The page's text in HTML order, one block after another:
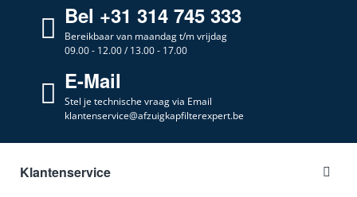
Bel +31 314 745 333
Bereikbaar van maandag t/m vrijdag
09.00 - 12.00 / 13.00 - 17.00
E-Mail
Stel je technische vraag via Email
klantenservice@afzuigkapfilterexpert.be
Klantenservice